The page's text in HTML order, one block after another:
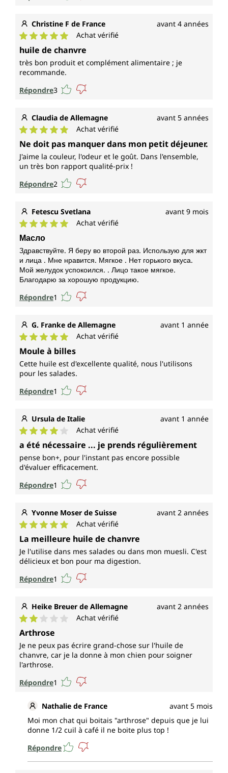
Christine F de France avant 4 années
Note moyenne de 5 sur 5 étoiles
Achat vérifié
huile de chanvre
très bon produit et complément alimentaire ; je
recommande.
Répondre3
Claudia de Allemagne avant 5 années
Note moyenne de 5 sur 5 étoiles
Achat vérifié
Ne doit pas manquer dans mon petit déjeuner.
J'aime la couleur, l'odeur et le goût. Dans l'ensemble,
un très bon rapport qualité-prix !
Répondre2
Fetescu Svetlana avant 9 mois
Note moyenne de 5 sur 5 étoiles
Achat vérifié
Масло
Здравствуйте. Я беру во второй раз. Использую для жкт
и лица . Мне нравится. Мягкое . Нет горького вкуса.
Мой желудок успокоился. . Лицо такое мягкое.
Благодарю за хорошую продукцию.
Répondre1
G. Franke de Allemagne avant 1 année
Note moyenne de 5 sur 5 étoiles
Achat vérifié
Moule à billes
Cette huile est d'excellente qualité, nous l'utilisons
pour les salades.
Répondre1
Ursula de Italie avant 1 année
Note moyenne de 4 sur 5 étoiles
Achat vérifié
a été nécessaire ... je prends régulièrement
pense bon+, pour l'instant pas encore possible
d'évaluer efficacement.
Répondre1
Yvonne Moser de Suisse avant 2 années
Note moyenne de 5 sur 5 étoiles
Achat vérifié
La meilleure huile de chanvre
Je l'utilise dans mes salades ou dans mon muesli. C'est
délicieux et bon pour ma digestion.
Répondre1
Heike Breuer de Allemagne avant 2 années
Note moyenne de 2 sur 5 étoiles
Achat vérifié
Arthrose
Je ne peux pas écrire grand-chose sur l'huile de
chanvre, car je la donne à mon chien pour soigner
l'arthrose.
Répondre1
Nathalie de France
avant 5 mois
Moi mon chat qui boitais "arthrose" depuis que je lui
donne 1/2 cuil à café il ne boite plus top !
Répondre